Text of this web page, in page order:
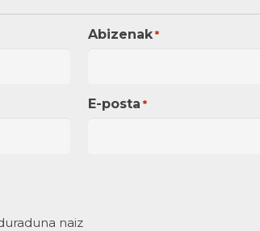
Abizenak *
E-posta *
naiz